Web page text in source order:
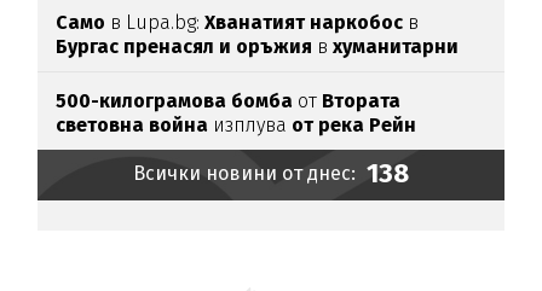
Само в Lupa.bg:Хванатият наркобос в
Бургас пренасял и оръжия вхуманитарни
500-килограмова бомба от Втората
световна война изплува от река Рейн
Всички новини от днес: 138